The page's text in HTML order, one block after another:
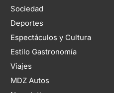
Sociedad
Deportes
Espectáculos y Cultura
Estilo Gastronomía
Viajes
MDZ Autos